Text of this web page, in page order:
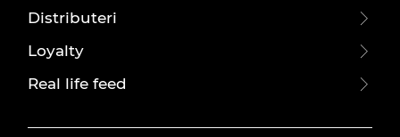
Distributeri
Loyalty
Real life feed